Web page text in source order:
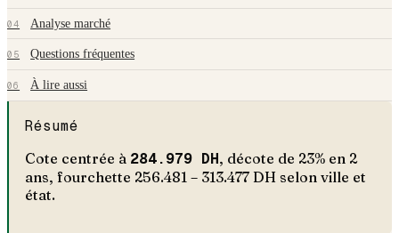
04 Analyse marché
05 Questions fréquentes
06 À lire aussi
Résumé
Cote centrée à 284.979DH, décote de 23% en 2
ans, fourchette 256.481– 313.477DH selon ville et
état.